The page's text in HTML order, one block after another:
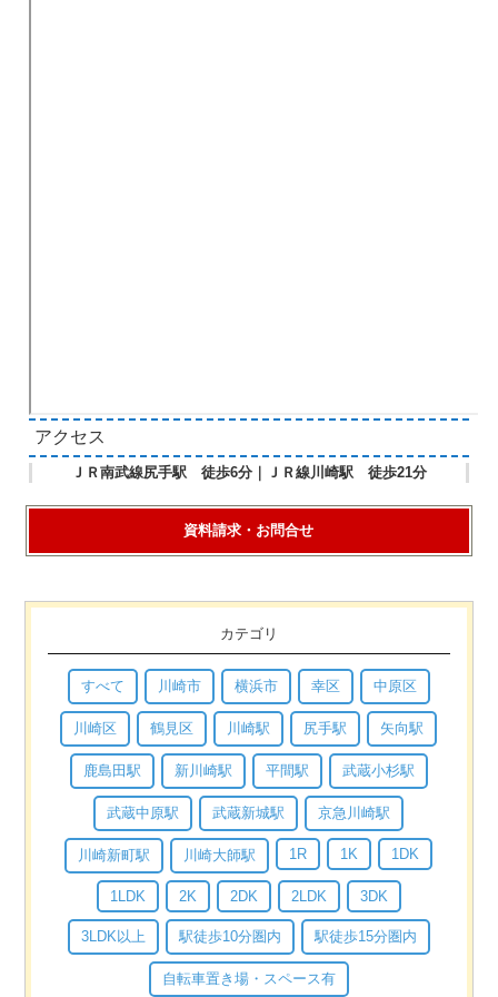
アクセス
ＪＲ南武線尻手駅 徒歩6分｜ＪＲ線川崎駅 徒歩21分
資料請求・お問合せ
カテゴリ
すべて 川崎市 横浜市 幸区 中原区
川崎区 鶴見区 川崎駅 尻手駅 矢向駅
鹿島田駅 新川崎駅 平間駅 武蔵小杉駅
武蔵中原駅 武蔵新城駅 京急川崎駅
川崎新町駅 川崎大師駅 1R 1K 1DK
1LDK 2K 2DK 2LDK 3DK
3LDK以上 駅徒歩10分圏内 駅徒歩15分圏内
自転車置き場・スペース有